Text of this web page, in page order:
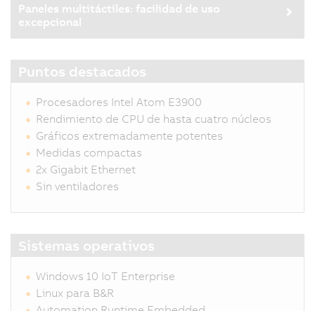
Paneles multitáctiles: facilidad de uso
excepcional
Puntos destacados
Procesadores Intel Atom E3900
Rendimiento de CPU de hasta cuatro núcleos
Gráficos extremadamente potentes
Medidas compactas
2x Gigabit Ethernet
Sin ventiladores
Sistemas operativos
Windows 10 IoT Enterprise
Linux para B&R